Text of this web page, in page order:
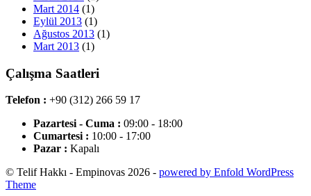
Mart 2014 (1)
Eylül 2013 (1)
Ağustos 2013 (1)
Mart 2013 (1)
Çalışma Saatleri
Telefon : +90 (312) 266 59 17
Pazartesi - Cuma : 09:00 - 18:00
Cumartesi : 10:00 - 17:00
Pazar : Kapalı
© Telif Hakkı - Empinovas 2026 - powered by Enfold WordPress
Theme